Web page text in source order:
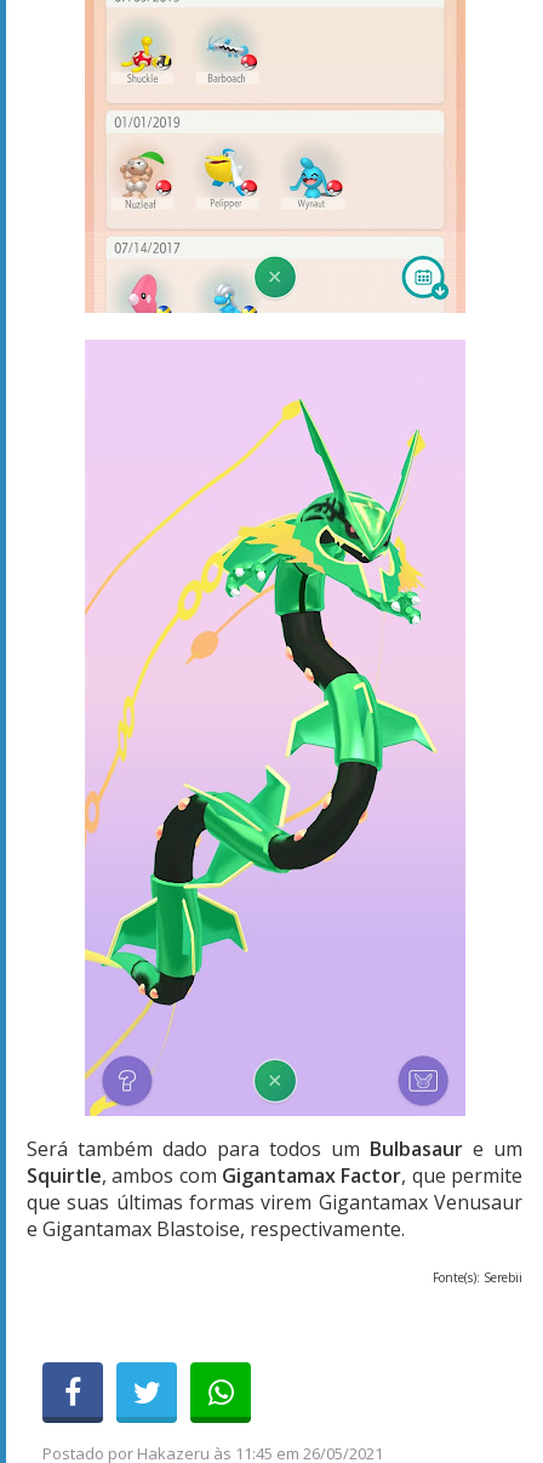
Será também dado para todos um Bulbasaur e um
Squirtle, ambos com Gigantamax Factor, que permite
que suas últimas formas virem Gigantamax Venusaur
e Gigantamax Blastoise, respectivamente.
Fonte(s): Serebii
Postado por Hakazeru às 11:45 em 26/05/2021